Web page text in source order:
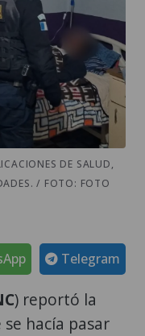
DE SALUD,
/ FOTO: FOTO
Telegram
) reportó la
hacía pasar